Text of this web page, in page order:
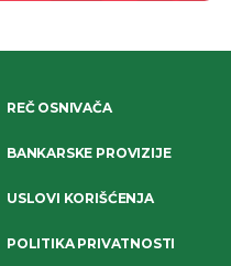
REČ OSNIVAČA
BANKARSKE PROVIZIJE
USLOVI KORIŠĆENJA
POLITIKA PRIVATNOSTI